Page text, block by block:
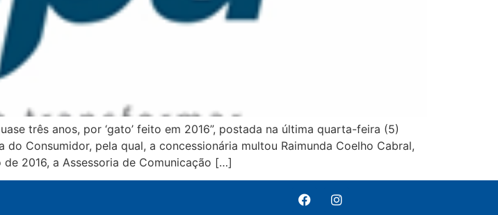
três anos, por ‘gato’ feito em 2016”, postada na última quarta-feira (5)
Consumidor, pela qual, a concessionária multou Raimunda Coelho Cabral,
2016, a Assessoria de Comunicação […]